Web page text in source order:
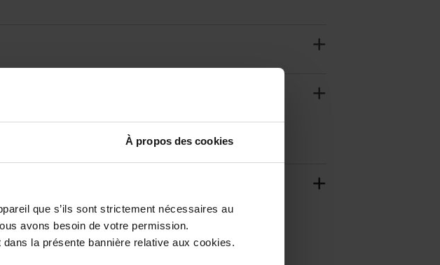
À propos des cookies
que s’ils sont strictement nécessaires au
avons besoin de votre permission.
la présente bannière relative aux cookies.
?